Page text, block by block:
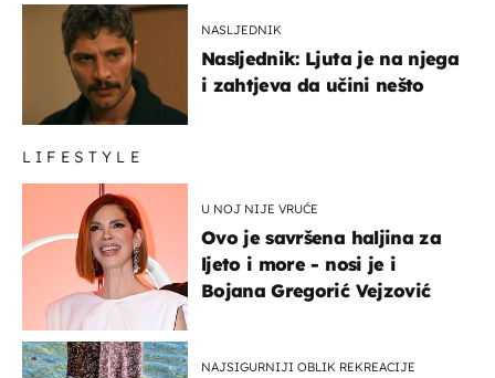
NASLJEDNIK
Nasljednik: Ljuta je na njega
i zahtjeva da učini nešto
LIFESTYLE
U NOJ NIJE VRUĆE
Ovo je savršena haljina za
ljeto i more - nosi je i
Bojana Gregorić Vejzović
NAJSIGURNIJI OBLIK REKREACIJE